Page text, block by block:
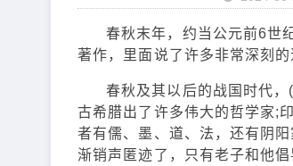
春秋末年，约当公元前6世
著作，里面说了许多非常深刻的
春秋及其以后的战国时代
古希腊出了许多伟大的哲学家;
者有儒、墨、道、法，还有阴
渐销声匿迹了，只有老子和他